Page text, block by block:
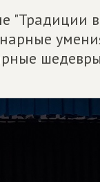
"Традиции